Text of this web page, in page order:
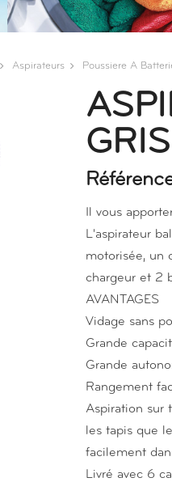
Aspirateurs Poussiere A
Il vous
L'aspirateur
motorisée, un
chargeur et 2
AVANTAGES
Vidage sans
Grande
Grande
Rangement
Aspiration sur
les tapis que
facilement
Livré avec 6